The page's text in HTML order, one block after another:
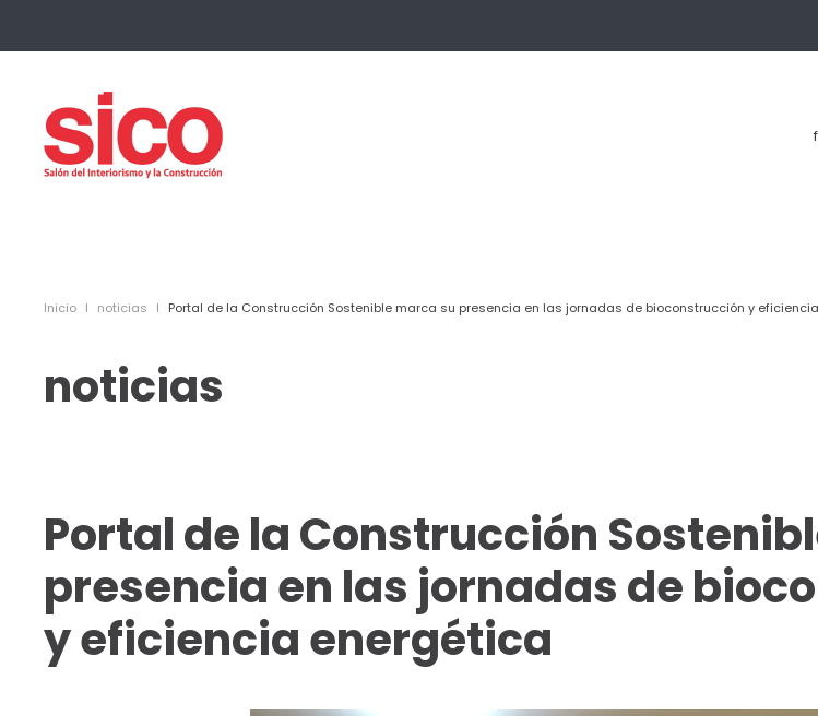
Inicio noticias Portal de la Construcción Sostenible marca su presencia en las jornadas de bioconstrucción y
noticias
Portal de la Construcción
presencia en las jornadas de
y eficiencia energética